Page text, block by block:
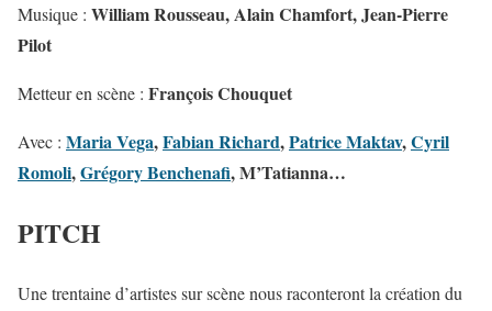
Musique : William Rousseau, Alain Chamfort, Jean-Pierre
Pilot
Metteur en scène : François Chouquet
Avec : Maria Vega,Fabian Richard,Patrice Maktav,Cyril
Romoli,Grégory Benchenafi, M’Tatianna…
PITCH
Une trentaine d’artistes sur scène nous raconteront la création du